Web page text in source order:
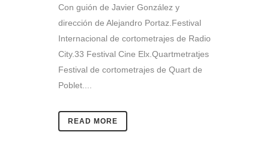
Con guión de Javier González y
dirección de Alejandro Portaz.Festival
Internacional de cortometrajes de Radio
City.33 Festival Cine Elx.Quartmetratjes
Festival de cortometrajes de Quart de
Poblet....
READ MORE